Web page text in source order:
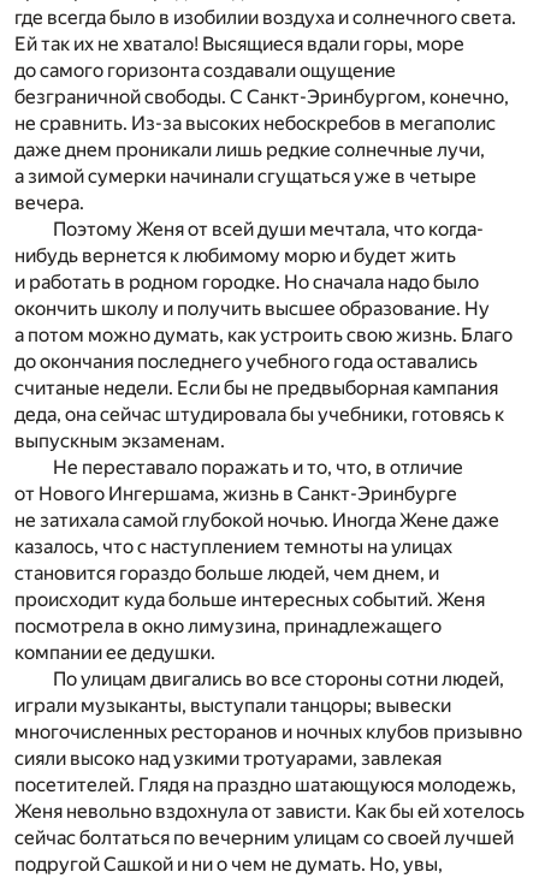
где всегда было в изобилии воздуха и солнечного света.
Ей так их не хватало! Высящиеся вдали горы, море
до самого горизонта создавали ощущение
безграничной свободы. С Санкт-Эринбургом, конечно,
не сравнить. Из-за высоких небоскребов в мегаполис
даже днем проникали лишь редкие солнечные лучи,
а зимой сумерки начинали сгущаться уже в четыре
вечера.
Поэтому Женя от всей души мечтала, что когда-
нибудь вернется к любимому морю и будет жить
и работать в родном городке. Но сначала надо было
окончить школу и получить высшее образование. Ну
а потом можно думать, как устроить свою жизнь. Благо
до окончания последнего учебного года оставались
считаные недели. Если бы не предвыборная кампания
деда, она сейчас штудировала бы учебники, готовясь к
выпускным экзаменам.
Не переставало поражать и то, что, в отличие
от Нового Ингершама, жизнь в Санкт-Эринбурге
не затихала самой глубокой ночью. Иногда Жене даже
казалось, что с наступлением темноты на улицах
становится гораздо больше людей, чем днем, и
происходит куда больше интересных событий. Женя
посмотрела в окно лимузина, принадлежащего
компании ее дедушки.
По улицам двигались во все стороны сотни людей,
играли музыканты, выступали танцоры; вывески
многочисленных ресторанов и ночных клубов призывно
сияли высоко над узкими тротуарами, завлекая
посетителей. Глядя на праздно шатающуюся молодежь,
Женя невольно вздохнула от зависти. Как бы ей хотелось
сейчас болтаться по вечерним улицам со своей лучшей
подругой Сашкой и ни о чем не думать. Но, увы,